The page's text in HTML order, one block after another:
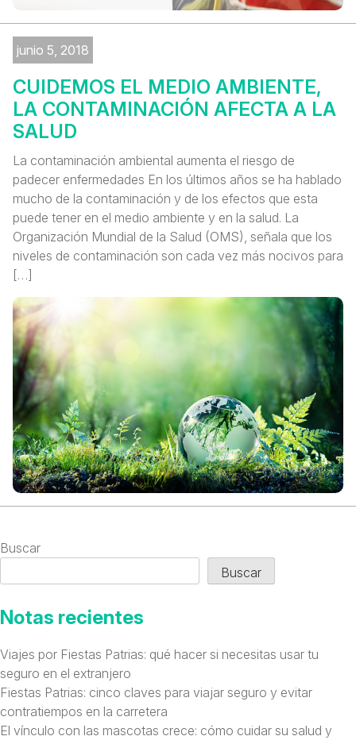
junio 5, 2018
CUIDEMOS EL MEDIO AMBIENTE,
LA CONTAMINACIÓN AFECTA A LA
SALUD
La contaminación ambiental aumenta el riesgo de
padecer enfermedades En los últimos años se ha hablado
mucho de la contaminación y de los efectos que esta
puede tener en el medio ambiente y en la salud. La
Organización Mundial de la Salud (OMS), señala que los
niveles de contaminación son cada vez más nocivos para
[…]
Buscar
Buscar
Notas recientes
Viajes por Fiestas Patrias: qué hacer si necesitas usar tu
seguro en el extranjero
Fiestas Patrias: cinco claves para viajar seguro y evitar
contratiempos en la carretera
El vínculo con las mascotas crece: cómo cuidar su salud y